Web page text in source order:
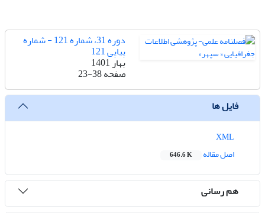
دوره 31، شماره 121 - شماره
پیاپی 121
بهار 1401
صفحه23-38
فایل ها
اصل مقاله
646.6 K
هم رسانی